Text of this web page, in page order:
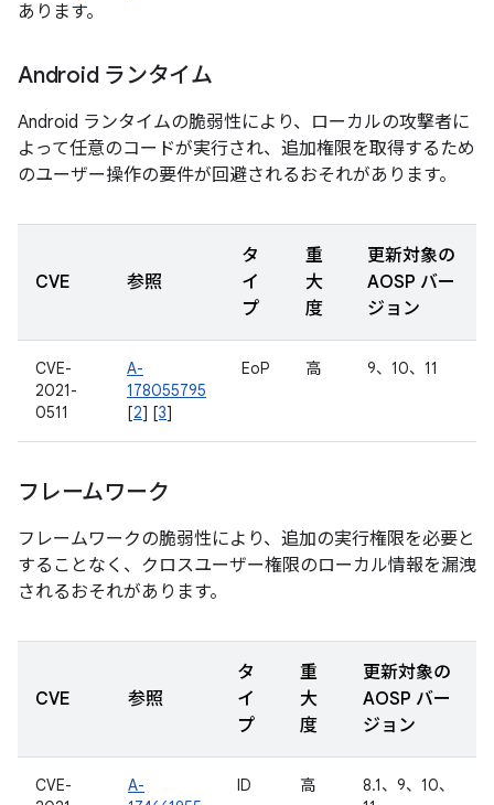
あります。
Android ランタイム
Android ランタイムの脆弱性により、ローカルの攻撃者に
よって任意のコードが実行され、追加権限を取得するため
のユーザー操作の要件が回避されるおそれがあります。
CVE 参照
タ
イ
プ
重
大
度
更新対象の
AOSP バー
ジョン
CVE-
2021-
0511
A-
178055795
[2] [3]
EoP 高 9、10、11
フレームワーク
フレームワークの脆弱性により、追加の実行権限を必要と
することなく、クロスユーザー権限のローカル情報を漏洩
されるおそれがあります。
CVE 参照
タ
イ
プ
重
大
度
更新対象の
AOSP バー
ジョン
CVE-
A-
ID 高
8.1、9、10、